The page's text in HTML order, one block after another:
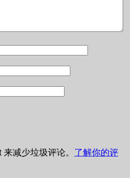
减少垃圾评论。 了解你的评